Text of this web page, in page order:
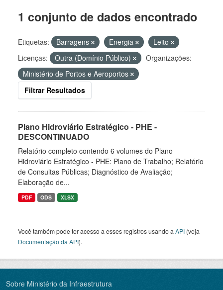
1 conjunto de dados encontrado
Etiquetas: Barragens Energia
Leito
Licenças:
Outra (Domínio Público)
Organizações:
Ministério de Portos e Aeroportos
Filtrar Resultados
Plano Hidroviário Estratégico - PHE -
DESCONTINUADO
Relatório completo contendo 6 volumes do Plano
Hidroviário Estratégico - PHE: Plano de Trabalho; Relatório
de Consultas Públicas; Diagnóstico de Avaliação;
Elaboração de...
PDF ODS XLSX
Você também pode ter acesso a esses registros usando a API (veja
Documentação da API).
Sobre Ministério da Infraestrutura